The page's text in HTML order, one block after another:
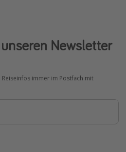
Newsletter
immer im Postfach mit